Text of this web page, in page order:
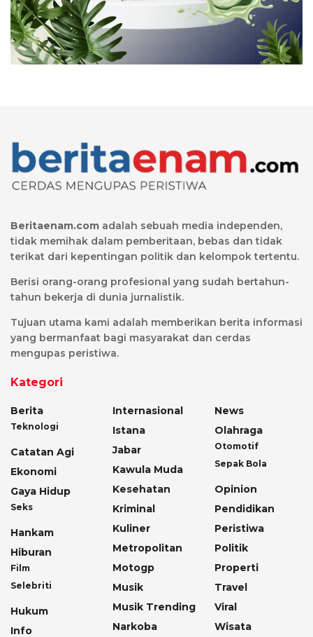
Beritaenam.com adalah sebuah media independen,
tidak memihak dalam pemberitaan, bebas dan tidak
terikat dari kepentingan politik dan kelompok tertentu.
Berisi orang-orang profesional yang sudah bertahun-
tahun bekerja di dunia jurnalistik.
Tujuan utama kami adalah memberikan berita informasi
yang bermanfaat bagi masyarakat dan cerdas
mengupas peristiwa.
Kategori
Berita
Teknologi
Catatan Agi
Ekonomi
Gaya Hidup
Seks
Hankam
Hiburan
Film
Selebriti
Hukum
Info
Internasional
Istana
Jabar
Kawula Muda
Kesehatan
Kriminal
Kuliner
Metropolitan
Motogp
Musik
Musik Trending
Narkoba
News
Olahraga
Otomotif
Sepak Bola
Opinion
Pendidikan
Peristiwa
Politik
Properti
Travel
Viral
Wisata